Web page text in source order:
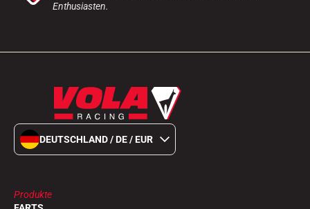
Enthusiasten.
DEUTSCHLAND / DE / EUR
Produkte